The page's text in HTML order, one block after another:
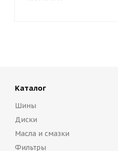
Каталог
Шины
Диски
Масла и смазки
Фильтры